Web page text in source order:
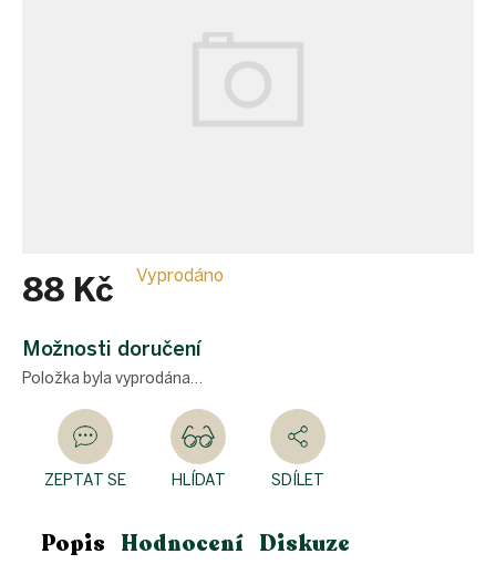
88 Kč
cena:
Vyprodáno
Možnosti doručení
Položka byla vyprodána…
ZEPTAT SE HLÍDAT SDÍLET
Popis Hodnocení Diskuze